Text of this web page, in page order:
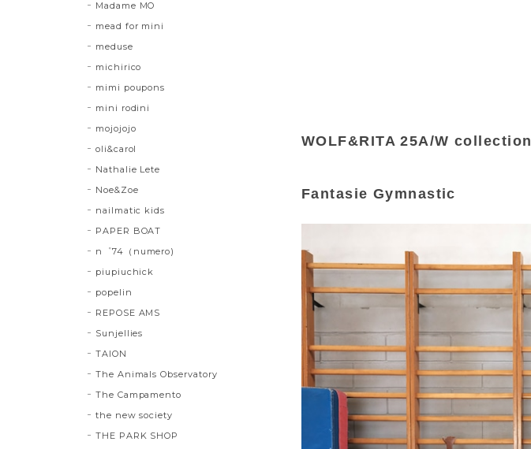
WOLF&RITA 25A/W collection
Fantasie Gymnastic
Madame MO
mead for mini
meduse
michirico
mimi poupons
mini rodini
mojojojo
oli&carol
Nathalie Lete
Noe&Zoe
nailmatic kids
PAPER BOAT
n゜74（numero)
piupiuchick
popelin
REPOSE AMS
Sunjellies
TAION
The Animals Observatory
The Campamento
the new society
THE PARK SHOP